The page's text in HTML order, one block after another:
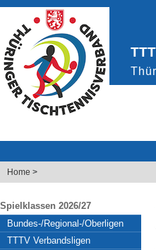
Home >
Spielklassen 2026/27
Bundes-/Regional-/Oberligen
TTTV Verbandsligen